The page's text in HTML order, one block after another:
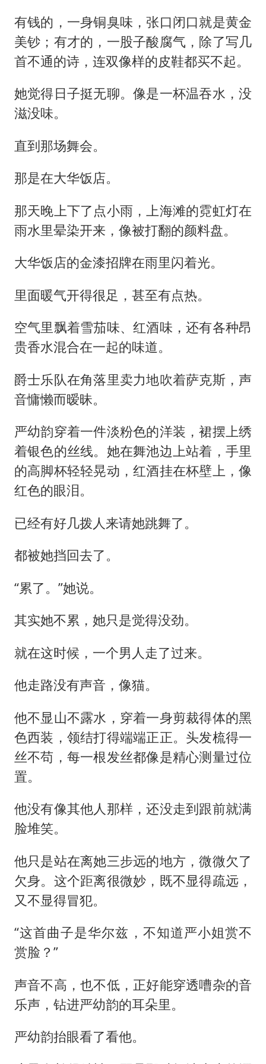
有钱的，一身铜臭味，张口闭口就是黄金
美钞；有才的，一股子酸腐气，除了写几
首不通的诗，连双像样的皮鞋都买不起。
她觉得日子挺无聊。像是一杯温吞水，没
滋没味。
直到那场舞会。
那是在大华饭店。
那天晚上下了点小雨，上海滩的霓虹灯在
雨水里晕染开来，像被打翻的颜料盘。
大华饭店的金漆招牌在雨里闪着光。
里面暖气开得很足，甚至有点热。
空气里飘着雪茄味、红酒味，还有各种昂
贵香水混合在一起的味道。
爵士乐队在角落里卖力地吹着萨克斯，声
音慵懒而暧昧。
严幼韵穿着一件淡粉色的洋装，裙摆上绣
着银色的丝线。她在舞池边上站着，手里
的高脚杯轻轻晃动，红酒挂在杯壁上，像
红色的眼泪。
已经有好几拨人来请她跳舞了。
都被她挡回去了。
“累了。”她说。
其实她不累，她只是觉得没劲。
就在这时候，一个男人走了过来。
他走路没有声音，像猫。
他不显山不露水，穿着一身剪裁得体的黑
色西装，领结打得端端正正。头发梳得一
丝不苟，每一根发丝都像是精心测量过位
置。
他没有像其他人那样，还没走到跟前就满
脸堆笑。
他只是站在离她三步远的地方，微微欠了
欠身。这个距离很微妙，既不显得疏远，
又不显得冒犯。
“这首曲子是华尔兹，不知道严小姐赏不
赏脸？”
声音不高，也不低，正好能穿透嘈杂的音
乐声，钻进严幼韵的耳朵里。
严幼韵抬眼看了看他。